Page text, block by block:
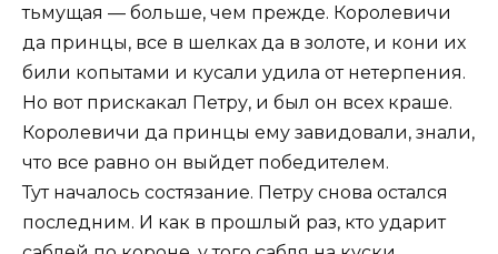
тьмущая — больше, чем прежде. Королевичи
да принцы, все в шелках да в золоте, и кони их
били копытами и кусали удила от нетерпения.
Но вот прискакал Петру, и был он всех краше.
Королевичи да принцы ему завидовали, знали,
что все равно он выйдет победителем.
Тут началось состязание. Петру снова остался
последним. И как в прошлый раз, кто ударит